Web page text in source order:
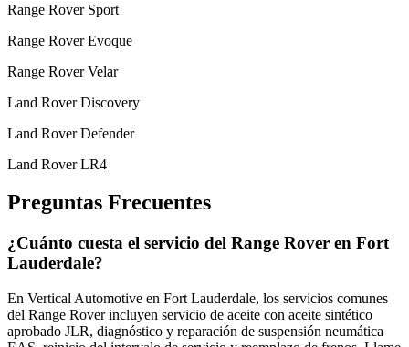
Range Rover Sport
Range Rover Evoque
Range Rover Velar
Land Rover Discovery
Land Rover Defender
Land Rover LR4
Preguntas Frecuentes
¿Cuánto cuesta el servicio del Range Rover en Fort
Lauderdale?
En Vertical Automotive en Fort Lauderdale, los servicios comunes
del Range Rover incluyen servicio de aceite con aceite sintético
aprobado JLR, diagnóstico y reparación de suspensión neumática